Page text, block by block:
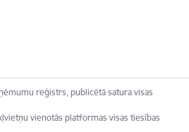
reģistrs, publicētā satura visas
vienotās platformas visas tiesības